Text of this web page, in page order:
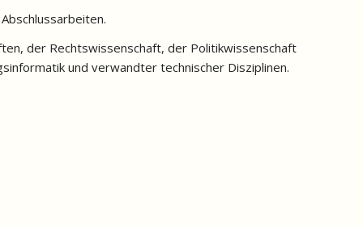
der Rechtswissenschaft, der Politikwissenschaft
und verwandter technischer Disziplinen.